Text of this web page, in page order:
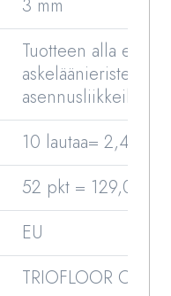
3 mm
Tuotteen alla ei
askeläänieristettä
asennusliikkeiltä).
10 lautaa= 2,481
52 pkt = 129,012
EU
TRIOFLOOR OY